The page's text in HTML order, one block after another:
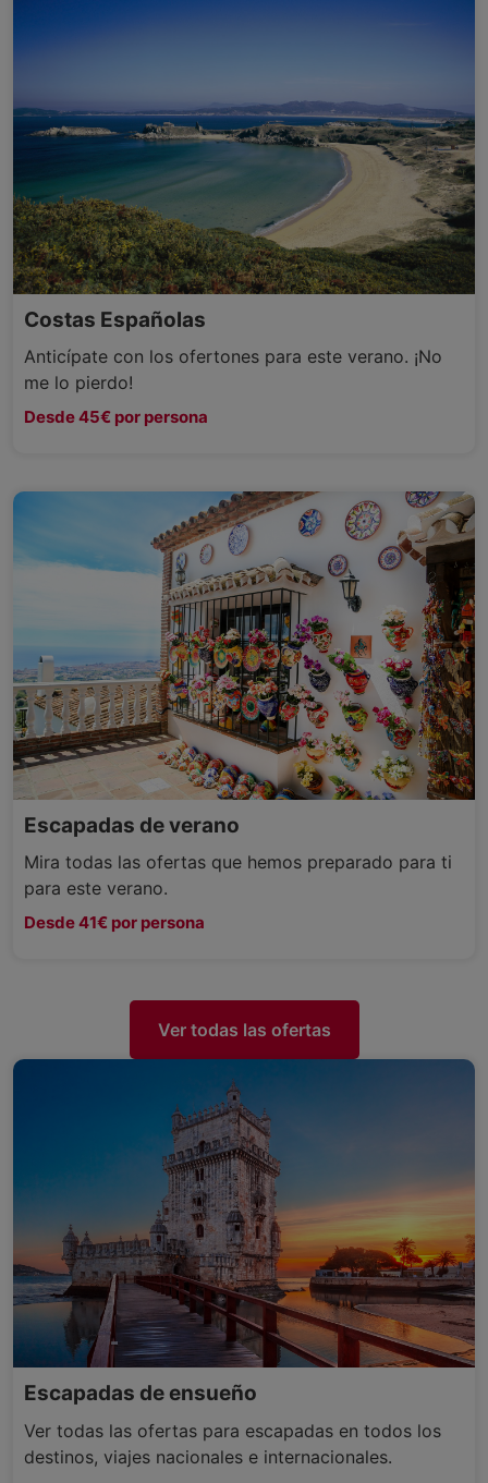
Costas Españolas
Anticípate con los ofertones para este verano. ¡No
me lo pierdo!
Desde 45€ por persona
Escapadas de verano
Mira todas las ofertas que hemos preparado para ti
para este verano.
Desde 41€ por persona
Ver todas las ofertas
Escapadas de ensueño
Ver todas las ofertas para escapadas en todos los
destinos, viajes nacionales e internacionales.